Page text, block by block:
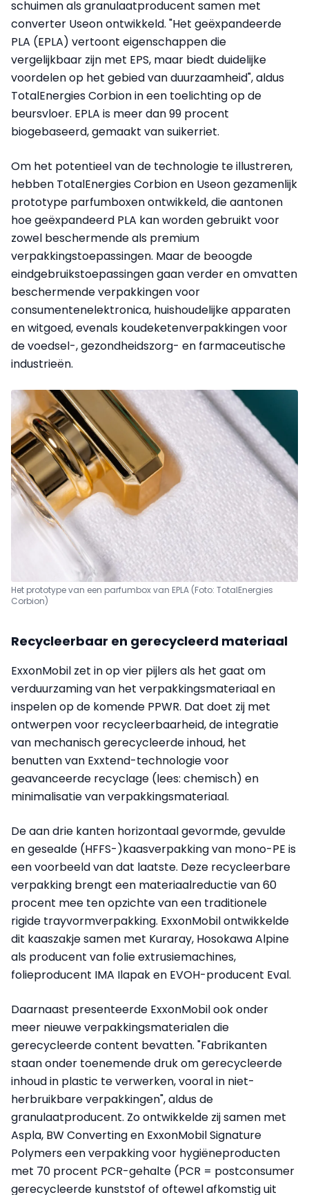
schuimen als granulaatproducent samen met
converter Useon ontwikkeld. "Het geëxpandeerde
PLA (EPLA) vertoont eigenschappen die
vergelijkbaar zijn met EPS, maar biedt duidelijke
voordelen op het gebied van duurzaamheid", aldus
TotalEnergies Corbion in een toelichting op de
beursvloer. EPLA is meer dan 99 procent
biogebaseerd, gemaakt van suikerriet.
Om het potentieel van de technologie te illustreren,
hebben TotalEnergies Corbion en Useon gezamenlijk
prototype parfumboxen ontwikkeld, die aantonen
hoe geëxpandeerd PLA kan worden gebruikt voor
zowel beschermende als premium
verpakkingstoepassingen. Maar de beoogde
eindgebruikstoepassingen gaan verder en omvatten
beschermende verpakkingen voor
consumentenelektronica, huishoudelijke apparaten
en witgoed, evenals koudeketenverpakkingen voor
de voedsel-, gezondheidszorg- en farmaceutische
industrieën.
Het prototype van een parfumbox van EPLA (Foto: TotalEnergies
Corbion)
Recycleerbaar en gerecycleerd materiaal
ExxonMobil zet in op vier pijlers als het gaat om
verduurzaming van het verpakkingsmateriaal en
inspelen op de komende PPWR. Dat doet zij met
ontwerpen voor recycleerbaarheid, de integratie
van mechanisch gerecycleerde inhoud, het
benutten van Exxtend-technologie voor
geavanceerde recyclage (lees: chemisch) en
minimalisatie van verpakkingsmateriaal.
De aan drie kanten horizontaal gevormde, gevulde
en gesealde (HFFS-)kaasverpakking van mono-PE is
een voorbeeld van dat laatste. Deze recycleerbare
verpakking brengt een materiaalreductie van 60
procent mee ten opzichte van een traditionele
rigide trayvormverpakking. ExxonMobil ontwikkelde
dit kaaszakje samen met Kuraray, Hosokawa Alpine
als producent van folie extrusiemachines,
folieproducent IMA Ilapak en EVOH-producent Eval.
Daarnaast presenteerde ExxonMobil ook onder
meer nieuwe verpakkingsmaterialen die
gerecycleerde content bevatten. "Fabrikanten
staan onder toenemende druk om gerecycleerde
inhoud in plastic te verwerken, vooral in niet-
herbruikbare verpakkingen", aldus de
granulaatproducent. Zo ontwikkelde zij samen met
Aspla, BW Converting en ExxonMobil Signature
Polymers een verpakking voor hygiëneproducten
met 70 procent PCR-gehalte (PCR = postconsumer
gerecycleerde kunststof of oftewel afkomstig uit